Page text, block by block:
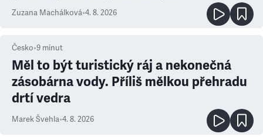
Zuzana Machálková•4. 8. 2026
Česko•9 minut
Měl to být turistický ráj a nekonečná
zásobárna vody. Příliš mělkou přehradu
drtí vedra
Marek Švehla•4. 8. 2026